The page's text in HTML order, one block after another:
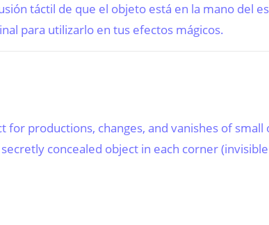
táctil de que el objeto está en la mano del
para utilizarlo en tus efectos mágicos.
productions, changes, and vanishes of small
concealed object in each corner